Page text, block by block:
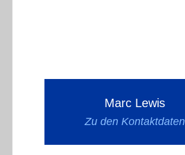
Marc Lewis
Zu den Kontaktdaten